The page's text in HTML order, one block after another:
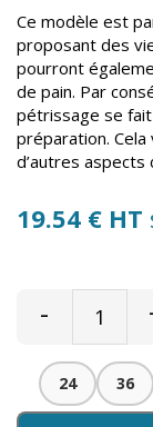
Ce modèle est
proposant des
pourront
de pain. Par
pétrissage se
préparation.
d’autres
19.54 € HT
-
24 36